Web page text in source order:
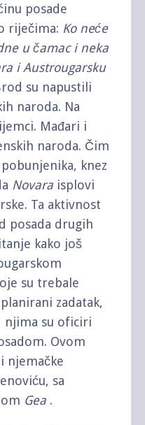
posade
riječima: Ko neće
u čamac i neka
i Austrougarsku
su napustili
naroda. Na
Mađari i
naroda. Čim
knez
Novara isplovi
Ta aktivnost
posada drugih
kako još
su trebale
zadatak,
njima su oficiri
Ovom
njemačke
sa
Gea .